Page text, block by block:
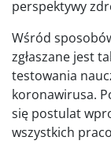
perspektywy
Wśród
zgłaszane jest
testowania
koronawirusa.
się postulat
wszystkich